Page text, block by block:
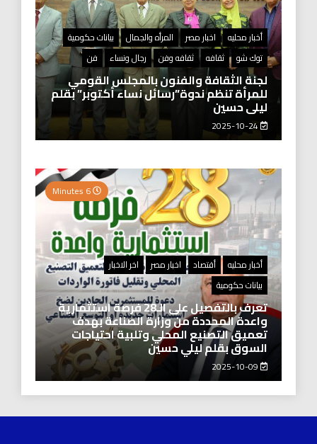
أخبار محليه اخبار مصر المرأه والجمال
بيانات حكومية
توك شو
ثقافه ثقافه وفن رجال ونساء فن
لجنة الثقافة والفنون بالمجلس القومي
للمرأة تنظم ندوة”رسائل نساء أكتوبر” بقلم
ليلى حسين
أخبار محليه أقتصاد اخبار مصر
اخر الاخبار
بيانات حكومية
تعرف بالتفصيل على الـ28 فرصة استثمارية
واعدة المحددة من وزارة الصناعة بهدف
تعميق التصنيع المحلي وتلبية احتياجات
السوق بقلم ليلي حسين